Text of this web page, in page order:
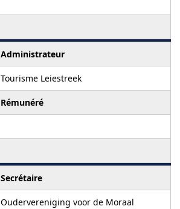
Administrateur
Tourisme Leiestreek
Rémunéré
Secrétaire
Oudervereniging voor de Moraal